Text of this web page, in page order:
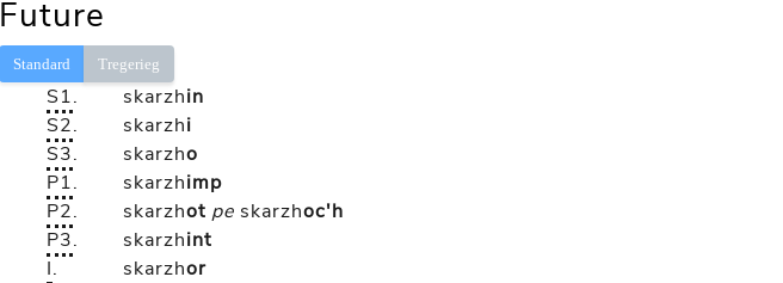
Future
Standard Tregerieg
S1. skarzhin
S2. skarzhi
S3. skarzho
P1. skarzhimp
P2. skarzhot pe skarzhoc'h
P3. skarzhint
I. skarzhor